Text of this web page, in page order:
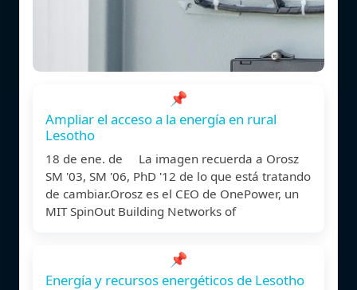
📌
Ampliar el acceso a la energía en rural
Lesotho
18 de ene. de La imagen recuerda a Orosz
SM '03, SM '06, PhD '12 de lo que está tratando
de cambiar.Orosz es el CEO de OnePower, un
MIT SpinOut Building Networks of
📌
Energía y recursos energéticos de Lesotho